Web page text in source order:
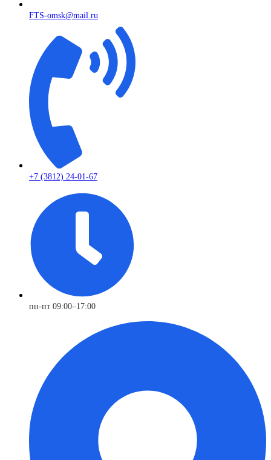
FTS-omsk@mail.ru
+7 (3812) 24-01-67
пн-пт 09:00–17:00